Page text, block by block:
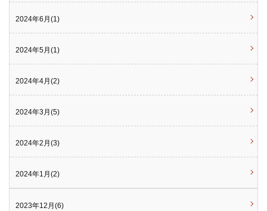
2024年6月(1)
2024年5月(1)
2024年4月(2)
2024年3月(5)
2024年2月(3)
2024年1月(2)
2023年12月(6)